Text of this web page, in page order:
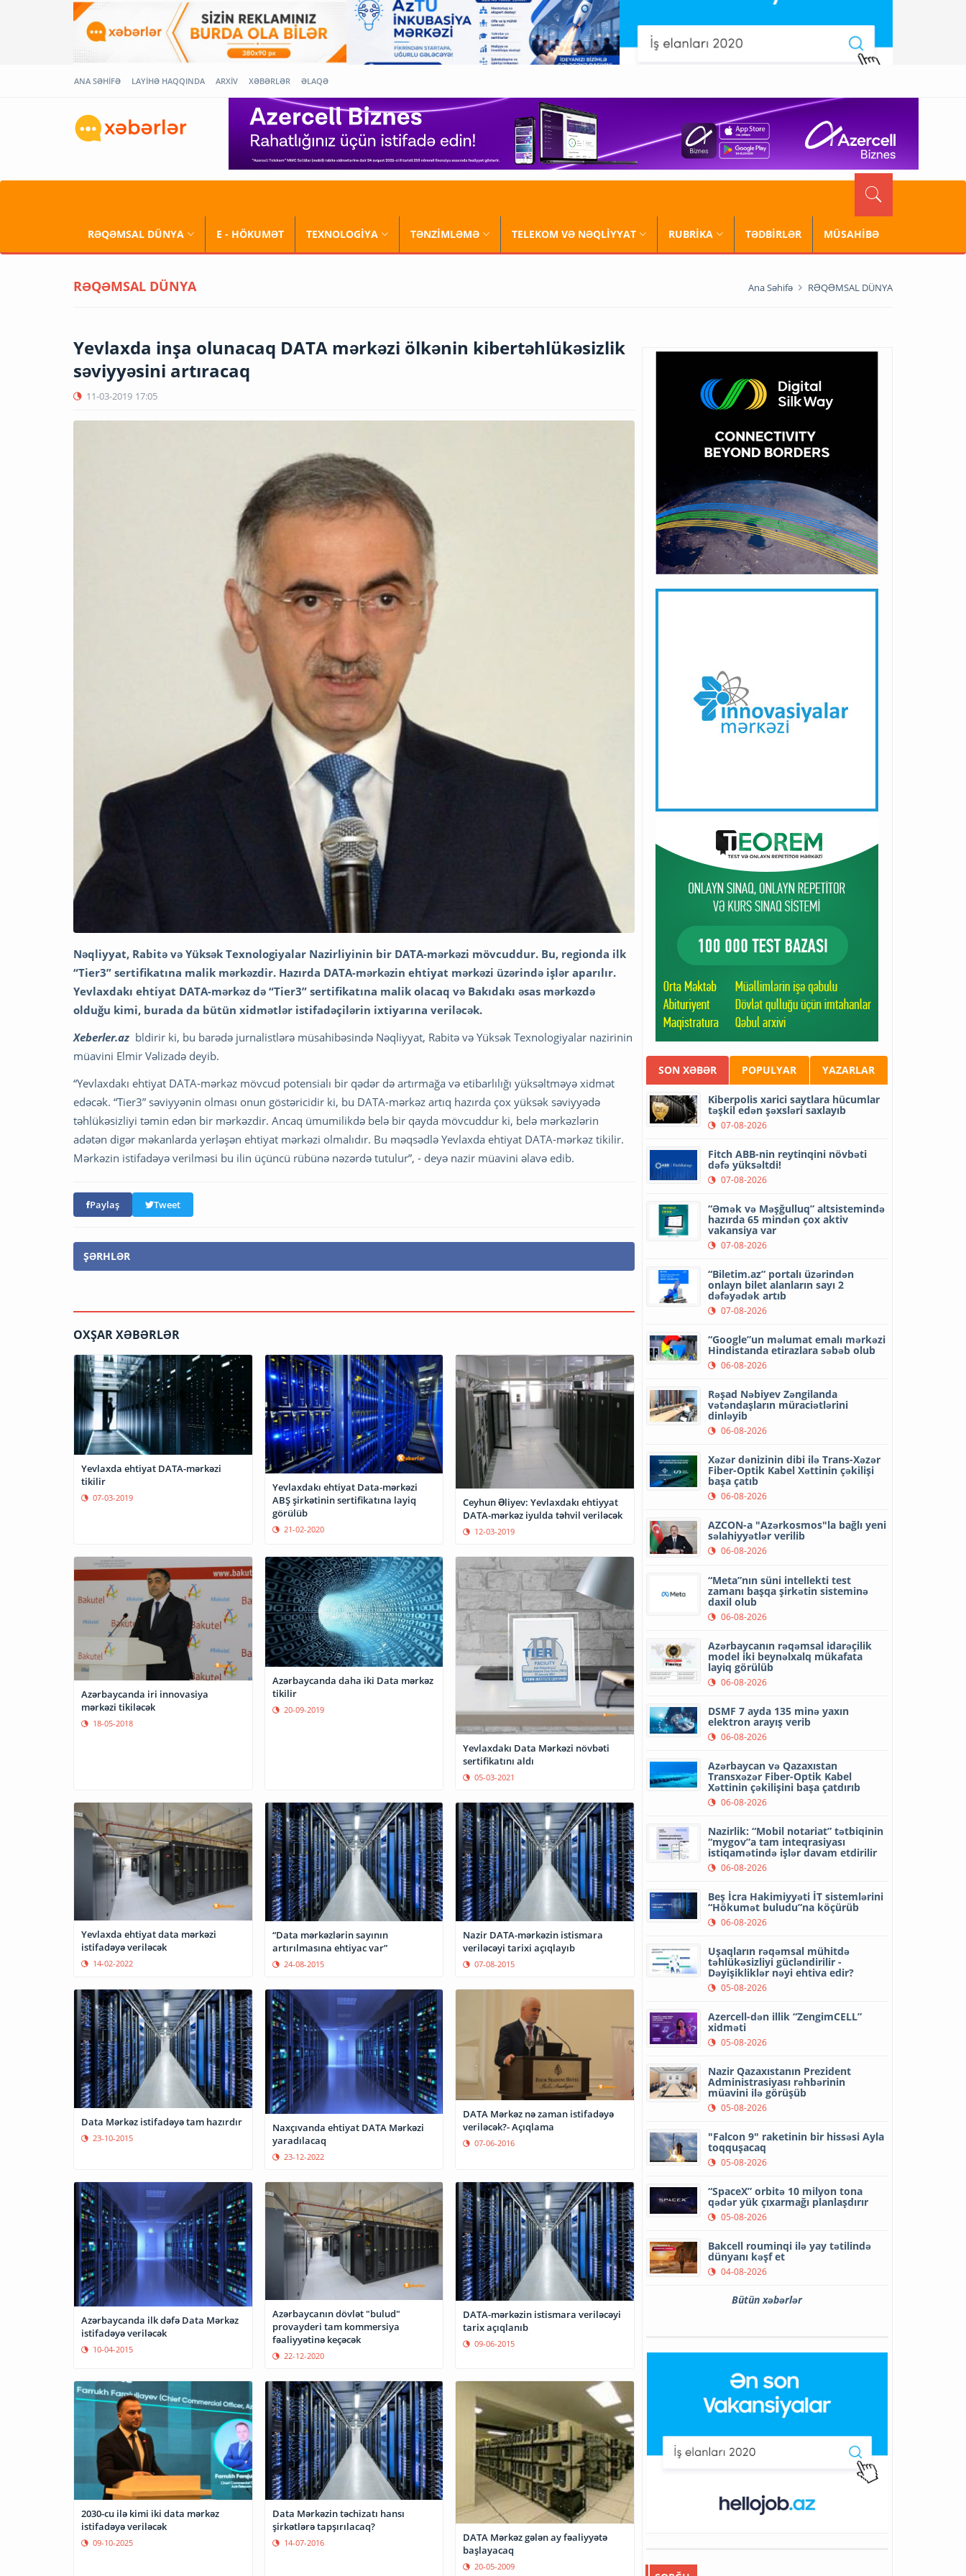
ANA SƏHİFƏ LAYİHƏ HAQQINDA ARXİV XƏBƏRLƏR ƏLAQƏ
RƏQƏMSAL DÜNYA E - HÖKUMƏT TEXNOLOGİYA TƏNZİMLƏMƏ TELEKOM VƏ NƏQLİYYAT RUBRİKA TƏDBİRLƏR MÜSAHİBƏ
RƏQƏMSAL DÜNYA Ana Səhifə RƏQƏMSAL DÜNYA
Yevlaxda inşa olunacaq DATA mərkəzi ölkənin kibertəhlükəsizlik
səviyyəsini artıracaq
11-03-2019 17:05
Nəqliyyat, Rabitə və Yüksək Texnologiyalar Nazirliyinin bir DATA-mərkəzi mövcuddur. Bu, regionda ilk
“Tier3” sertifikatına malik mərkəzdir. Hazırda DATA-mərkəzin ehtiyat mərkəzi üzərində işlər aparılır.
Yevlaxdakı ehtiyat DATA-mərkəz də “Tier3” sertifikatına malik olacaq və Bakıdakı əsas mərkəzdə
olduğu kimi, burada da bütün xidmətlər istifadəçilərin ixtiyarına veriləcək.
Xeberler.az bldirir ki, bu barədə jurnalistlərə müsahibəsində Nəqliyyat, Rabitə və Yüksək Texnologiyalar nazirinin
müavini Elmir Vəlizadə deyib.
“Yevlaxdakı ehtiyat DATA-mərkəz mövcud potensialı bir qədər də artırmağa və etibarlılığı yüksəltməyə xidmət
edəcək. “Tier3” səviyyənin olması onun göstəricidir ki, bu DATA-mərkəz artıq hazırda çox yüksək səviyyədə
təhlükəsizliyi təmin edən bir mərkəzdir. Ancaq ümumilikdə belə bir qayda mövcuddur ki, belə mərkəzlərin
adətən digər məkanlarda yerləşən ehtiyat mərkəzi olmalıdır. Bu məqsədlə Yevlaxda ehtiyat DATA-mərkəz tikilir.
Mərkəzin istifadəyə verilməsi bu ilin üçüncü rübünə nəzərdə tutulur”, - deyə nazir müavini əlavə edib.
Paylaş Tweet
ŞƏRHLƏR
OXŞAR XƏBƏRLƏR
Yevlaxda ehtiyat DATA-mərkəzi
tikilir
07-03-2019
Yevlaxdakı ehtiyat Data-mərkəzi
ABŞ şirkətinin sertifikatına layiq
görülüb
21-02-2020
Ceyhun Əliyev: Yevlaxdakı ehtiyyat
DATA-mərkəz iyulda təhvil veriləcək
12-03-2019
Azərbaycanda iri innovasiya
mərkəzi tikiləcək
18-05-2018
Azərbaycanda daha iki Data mərkəz
tikilir
20-09-2019
Yevlaxdakı Data Mərkəzi növbəti
sertifikatını aldı
05-03-2021
Yevlaxda ehtiyat data mərkəzi
istifadəyə veriləcək
14-02-2022
“Data mərkəzlərin sayının
artırılmasına ehtiyac var”
24-08-2015
Nazir DATA-mərkəzin istismara
veriləcəyi tarixi açıqlayıb
07-08-2015
Data Mərkəz istifadəyə tam hazırdır
23-10-2015
Naxçıvanda ehtiyat DATA Mərkəzi
yaradılacaq
23-12-2022
DATA Mərkəz nə zaman istifadəyə
veriləcək?- Açıqlama
07-06-2016
Azərbaycanda ilk dəfə Data Mərkəz
istifadəyə veriləcək
10-04-2015
Azərbaycanın dövlət "bulud"
provayderi tam kommersiya
fəaliyyətinə keçəcək
22-12-2020
DATA-mərkəzin istismara veriləcəyi
tarix açıqlanıb
09-06-2015
2030-cu ilə kimi iki data mərkəz
istifadəyə veriləcək
09-10-2025
Data Mərkəzin təchizatı hansı
şirkətlərə tapşırılacaq?
14-07-2016
DATA Mərkəz gələn ay fəaliyyətə
başlayacaq
20-05-2009
SON XƏBƏR POPULYAR YAZARLAR
Kiberpolis xarici saytlara hücumlar
təşkil edən şəxsləri saxlayıb
07-08-2026
Fitch ABB-nin reytinqini növbəti
dəfə yüksəltdi!
07-08-2026
“Əmək və Məşğulluq” altsistemində
hazırda 65 mindən çox aktiv
vakansiya var
07-08-2026
“Biletim.az” portalı üzərindən
onlayn bilet alanların sayı 2
dəfəyədək artıb
07-08-2026
“Google”un məlumat emalı mərkəzi
Hindistanda etirazlara səbəb olub
06-08-2026
Rəşad Nəbiyev Zəngilanda
vətəndaşların müraciətlərini
dinləyib
06-08-2026
Xəzər dənizinin dibi ilə Trans-Xəzər
Fiber-Optik Kabel Xəttinin çəkilişi
başa çatıb
06-08-2026
AZCON-a "Azərkosmos"la bağlı yeni
səlahiyyətlər verilib
06-08-2026
“Meta”nın süni intellekti test
zamanı başqa şirkətin sisteminə
daxil olub
06-08-2026
Azərbaycanın rəqəmsal idarəçilik
model iki beynəlxalq mükafata
layiq görülüb
06-08-2026
DSMF 7 ayda 135 minə yaxın
elektron arayış verib
06-08-2026
Azərbaycan və Qazaxıstan
Transxəzər Fiber-Optik Kabel
Xəttinin çəkilişini başa çatdırıb
06-08-2026
Nazirlik: “Mobil notariat” tətbiqinin
“mygov”a tam inteqrasiyası
istiqamətində işlər davam etdirilir
06-08-2026
Beş İcra Hakimiyyəti İT sistemlərini
“Hökumət buludu”na köçürüb
06-08-2026
Uşaqların rəqəmsal mühitdə
təhlükəsizliyi gücləndirilir -
Dəyişikliklər nəyi ehtiva edir?
05-08-2026
Azercell-dən illik “ZengimCELL”
xidməti
05-08-2026
Nazir Qazaxıstanın Prezident
Administrasiyası rəhbərinin
müavini ilə görüşüb
05-08-2026
"Falcon 9" raketinin bir hissəsi Ayla
toqquşacaq
05-08-2026
“SpaceX” orbitə 10 milyon tona
qədər yük çıxarmağı planlaşdırır
05-08-2026
Bakcell rouminqi ilə yay tətilində
dünyanı kəşf et
04-08-2026
Bütün xəbərlər